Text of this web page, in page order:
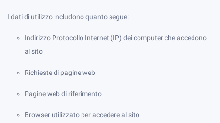
I dati di utilizzo includono quanto segue:
Indirizzo Protocollo Internet (IP) dei computer che accedono
al sito
Richieste di pagine web
Pagine web di riferimento
Browser utilizzato per accedere al sito